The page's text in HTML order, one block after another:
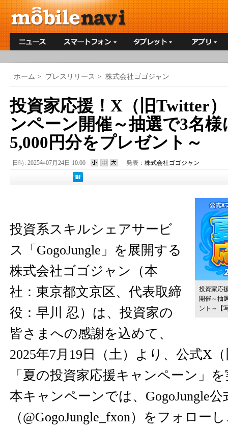
ホーム > プレスリリース > 株式会社ゴゴジャン
投資家応援！X（旧Twitter
ンペーン開催～抽選で3名
5,000円分をプレゼント～
日時: 2025年07月24日 10:00 発表： 株式会社ゴゴジャン
投資家応
開催～抽
ント～
【
投資系スキルシェアサービ
ス「GogoJungle」を展開する
株式会社ゴゴジャン（本
社：東京都文京区、代表取締
役：早川 忍）は、投資家の
皆さまへの感謝を込めて、
2025年7月19日（土）より、公式X
「夏の投資家応援キャンペーン」
本キャンペーンでは、GogoJungle
（@GogoJungle_fxon）をフォロー